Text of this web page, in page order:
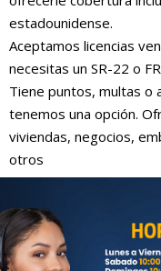
estadounidense.
Aceptamos licencias
necesitas un SR-22 o
Tiene puntos, multas o
tenemos una opción.
viviendas, negocios,
otros